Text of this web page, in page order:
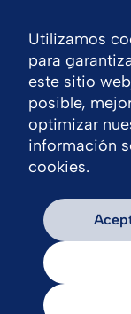
Utilizamos
para
este sitio
posible,
optimizar
información
cookies.